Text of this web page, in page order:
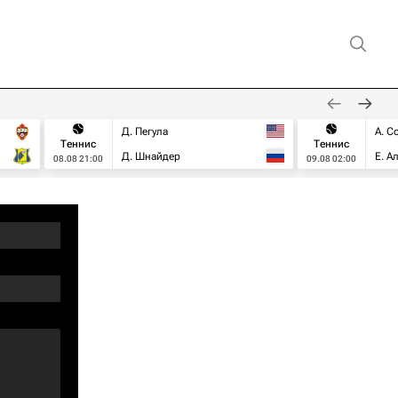
Теннис
08.08 21:00
Д. Пегула
Д. Шнайдер
Теннис
09.08 02:00
А.
Е.